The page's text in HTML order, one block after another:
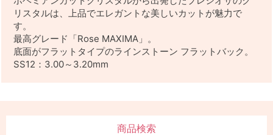
リスタルは、上品でエレガントな美しいカットが魅力で
す。
最高グレード「Rose MAXIMA」。
底面がフラットタイプのラインストーン フラットバック。
SS12：3.00～3.20mm
商品検索